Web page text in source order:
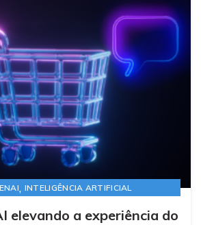
, INTELIGÊNCIA ARTIFICIAL
elevando a experiência do